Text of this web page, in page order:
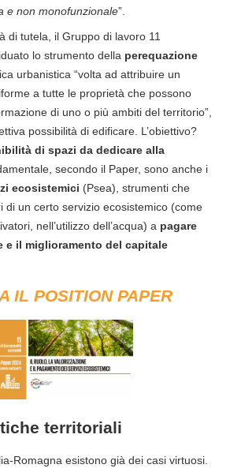
e non monofunzionale”.
di tutela, il Gruppo di lavoro 11
lo strumento della perequazione
urbanistica “volta ad attribuire un
a tutte le proprietà che possono
di uno o più ambiti del territorio”,
possibilità di edificare. L’obiettivo?
di spazi da dedicare alla
secondo il Paper, sono anche i
ecosistemici (Psea), strumenti che
di un certo servizio ecosistemico (come
nell’utilizzo dell’acqua) a pagare
e il miglioramento del capitale
IL POSITION PAPER
territoriali
Romagna esistono già dei casi virtuosi.